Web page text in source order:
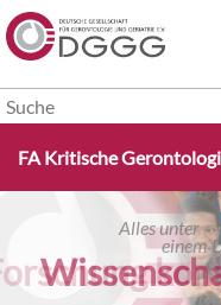
überspringen
FA Kritische
Aktuelles & Termine
AllesAlles
Forschung